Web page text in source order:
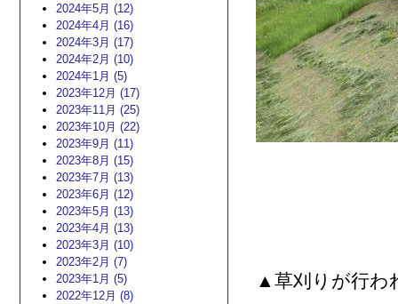
2024年5月 (12)
2024年4月 (16)
2024年3月 (17)
2024年2月 (10)
2024年1月 (5)
2023年12月 (17)
2023年11月 (25)
2023年10月 (22)
2023年9月 (11)
2023年8月 (15)
2023年7月 (13)
2023年6月 (12)
2023年5月 (13)
2023年4月 (13)
2023年3月 (10)
2023年2月 (7)
2023年1月 (5)
2022年12月 (8)
▲草刈りが行わ